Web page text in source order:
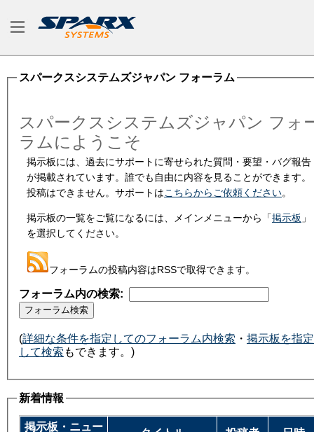
スパークスシステムズジャパン フォーラム
スパークスシステムズジャパン フォ
ラムにようこそ
掲示板には、過去にサポートに寄せられた質問・要望・バグ報告
が掲載されています。誰でも自由に内容を見ることができます。
投稿はできません。サポートはこちらからご依頼ください。
掲示板の一覧をご覧になるには、メインメニューから「掲示板 」
を選択してください。
フォーラムの投稿内容はRSSで取得できます。
フォーラム内の検索:
(詳細な条件を指定してのフォーラム内検索 ・ 掲示板を指定
して検索 もできます。)
新着情報
掲示板・ニュー